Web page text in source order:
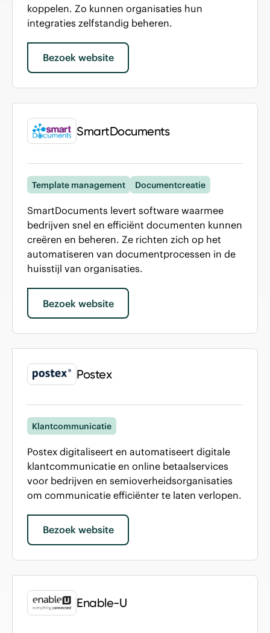
koppelen. Zo kunnen organisaties hun
integraties zelfstandig beheren.
Bezoek website
SmartDocuments
Template management Documentcreatie
SmartDocuments levert software waarmee
bedrijven snel en efficiënt documenten kunnen
creëren en beheren. Ze richten zich op het
automatiseren van documentprocessen in de
huisstijl van organisaties.
Bezoek website
Postex
Klantcommunicatie
Postex digitaliseert en automatiseert digitale
klantcommunicatie en online betaalservices
voor bedrijven en semioverheidsorganisaties
om communicatie efficiënter te laten verlopen.
Bezoek website
Enable-U